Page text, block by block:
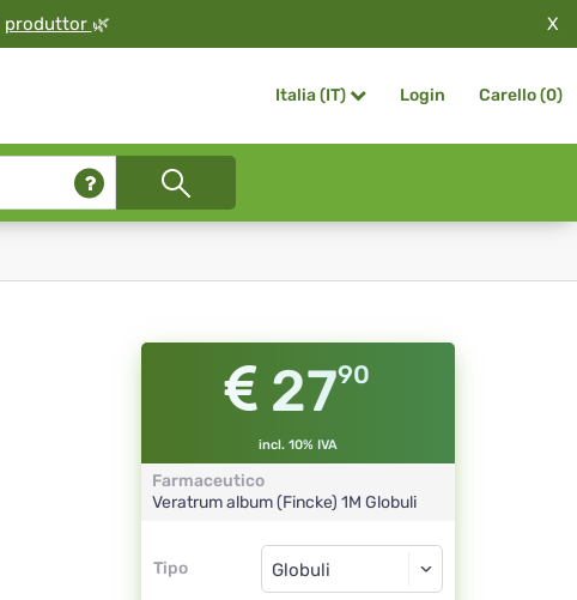
produttor 🌿 X
Italia (IT) Login Carello (0)
2790
incl. 10% IVA
Farmaceutico
Veratrum album (Fincke) 1M Globuli
Tipo
Tipo